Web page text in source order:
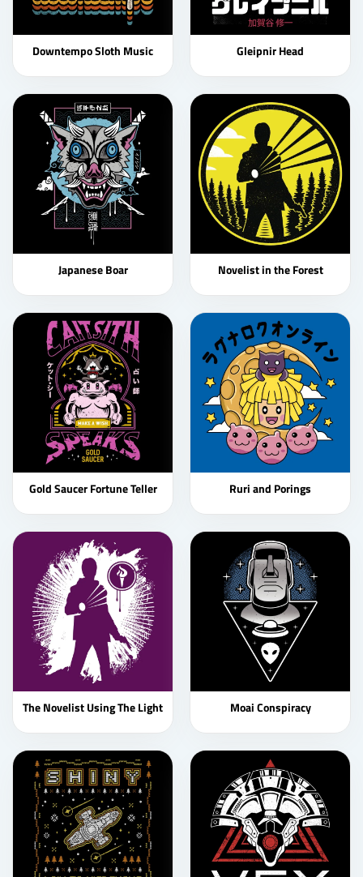
Downtempo Sloth Music Gleipnir Head
Japanese Boar Novelist in the Forest
Gold Saucer Fortune Teller Ruri and Porings
The Novelist Using The Light Moai Conspiracy